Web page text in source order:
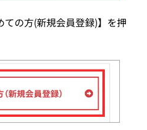
ての方(新規会員登録)】を押